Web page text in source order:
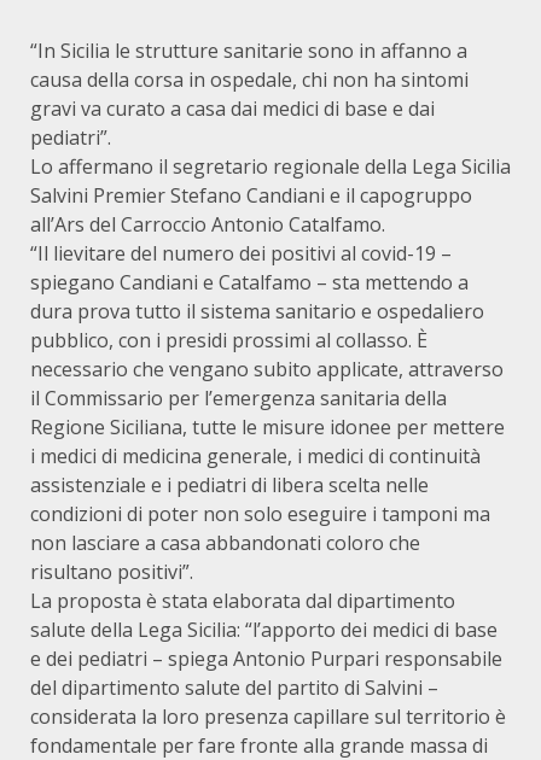
“In Sicilia le strutture sanitarie sono in affanno a
causa della corsa in ospedale, chi non ha sintomi
gravi va curato a casa dai medici di base e dai
pediatri”.
Lo affermano il segretario regionale della Lega Sicilia
Salvini Premier Stefano Candiani e il capogruppo
all’Ars del Carroccio Antonio Catalfamo.
“Il lievitare del numero dei positivi al covid-19 –
spiegano Candiani e Catalfamo – sta mettendo a
dura prova tutto il sistema sanitario e ospedaliero
pubblico, con i presidi prossimi al collasso. È
necessario che vengano subito applicate, attraverso
il Commissario per l’emergenza sanitaria della
Regione Siciliana, tutte le misure idonee per mettere
i medici di medicina generale, i medici di continuità
assistenziale e i pediatri di libera scelta nelle
condizioni di poter non solo eseguire i tamponi ma
non lasciare a casa abbandonati coloro che
risultano positivi”.
La proposta è stata elaborata dal dipartimento
salute della Lega Sicilia: “l’apporto dei medici di base
e dei pediatri – spiega Antonio Purpari responsabile
del dipartimento salute del partito di Salvini –
considerata la loro presenza capillare sul territorio è
fondamentale per fare fronte alla grande massa di